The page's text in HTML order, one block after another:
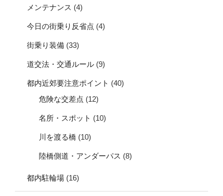
メンテナンス (4)
今日の街乗り反省点 (4)
街乗り装備 (33)
道交法・交通ルール (9)
都内近郊要注意ポイント (40)
危険な交差点 (12)
名所・スポット (10)
川を渡る橋 (10)
陸橋側道・アンダーパス (8)
都内駐輪場 (16)